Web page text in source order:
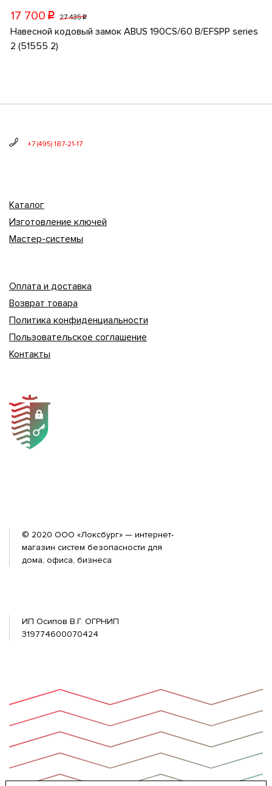
17 700 p 27 435p
Навесной кодовый замок ABUS 190CS/60 B/EFSPP series
2 (51555 2)
+7 (495) 187-21-17
Каталог
Изготовление ключей
Мастер-системы
Оплата и доставка
Возврат товара
Политика конфиденциальности
Пользовательское соглашение
Контакты
© 2020 ООО «Локсбург» — интернет-
магазин систем безопасности для
дома, офиса, бизнеса
ИП Осипов В.Г. ОГРНИП
319774600070424